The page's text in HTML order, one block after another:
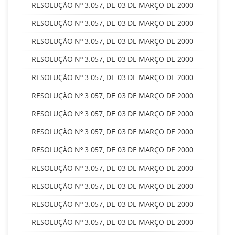
RESOLUÇÃO Nº 3.057, DE 03 DE MARÇO DE 2000
RESOLUÇÃO Nº 3.057, DE 03 DE MARÇO DE 2000
RESOLUÇÃO Nº 3.057, DE 03 DE MARÇO DE 2000
RESOLUÇÃO Nº 3.057, DE 03 DE MARÇO DE 2000
RESOLUÇÃO Nº 3.057, DE 03 DE MARÇO DE 2000
RESOLUÇÃO Nº 3.057, DE 03 DE MARÇO DE 2000
RESOLUÇÃO Nº 3.057, DE 03 DE MARÇO DE 2000
RESOLUÇÃO Nº 3.057, DE 03 DE MARÇO DE 2000
RESOLUÇÃO Nº 3.057, DE 03 DE MARÇO DE 2000
RESOLUÇÃO Nº 3.057, DE 03 DE MARÇO DE 2000
RESOLUÇÃO Nº 3.057, DE 03 DE MARÇO DE 2000
RESOLUÇÃO Nº 3.057, DE 03 DE MARÇO DE 2000
RESOLUÇÃO Nº 3.057, DE 03 DE MARÇO DE 2000